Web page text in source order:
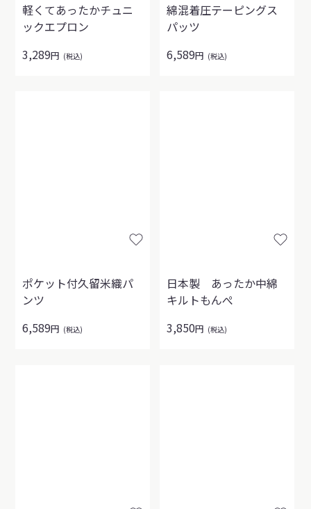
軽くてあったかチュニ
ックエプロン
3,289円 (税込)
綿混着圧テーピングス
パッツ
6,589円 (税込)
ポケット付久留米織パ
ンツ
6,589円 (税込)
日本製 あったか中綿
キルトもんぺ
3,850円 (税込)